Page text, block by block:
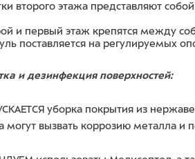
второго этажа представляют
и первый этаж крепятся между
поставляется на регулируемых
и дезинфекция поверхностей:
уборка покрытия из
могут вызвать коррозию металла и